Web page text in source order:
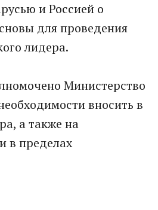
и Россией о
для проведения
лидера.
Министерство
вносить в
а также на
в пределах